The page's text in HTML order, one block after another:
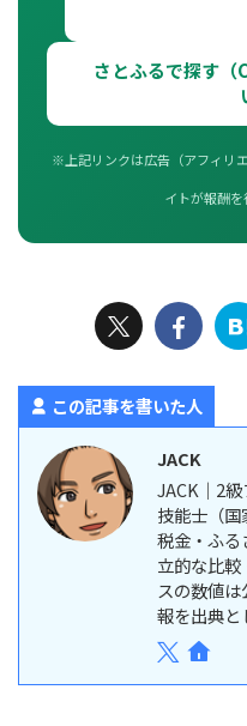
さとふるで探す（
※上記リンクは広告（アフィリ
イトが報酬を
この記事を書いた人
JACK
JACK｜2
技能士（国
税金・ふる
立的な比較
スの数値
報を出典と